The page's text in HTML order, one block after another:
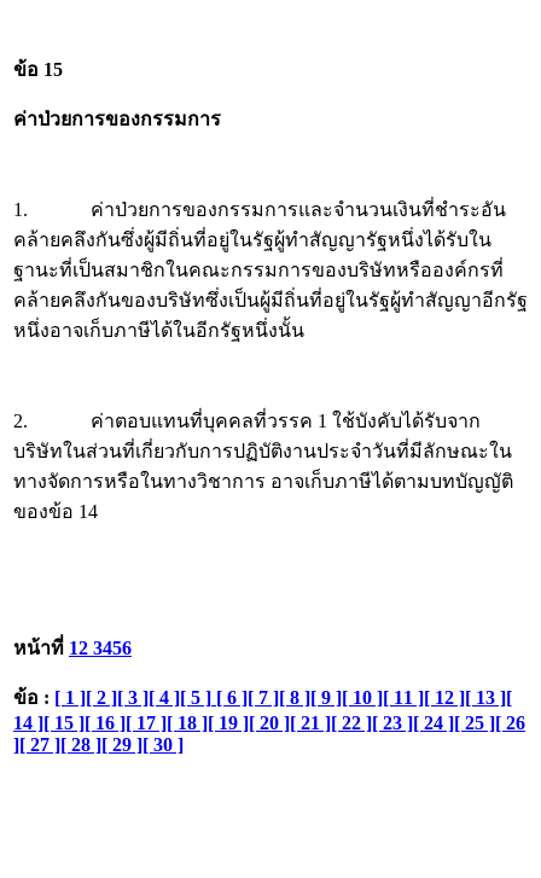
ข้อ 15
ค่าป่วยการของกรรมการ
1. ค่าป่วยการของกรรมการและจำนวนเงินที่ชำระอัน
คล้ายคลึงกันซึ่งผู้มีถิ่นที่อยู่ในรัฐผู้ทำสัญญารัฐหนึ่งได้รับใน
ฐานะที่เป็นสมาชิกในคณะกรรมการของบริษัทหรือองค์กรที่
คล้ายคลึงกันของบริษัทซึ่งเป็นผู้มีถิ่นที่อยู่ในรัฐผู้ทำสัญญาอีกรัฐ
หนึ่งอาจเก็บภาษีได้ในอีกรัฐหนึ่งนั้น
2. ค่าตอบแทนที่บุคคลที่วรรค 1 ใช้บังคับได้รับจาก
บริษัทในส่วนที่เกี่ยวกับการปฏิบัติงานประจำวันที่มีลักษณะใน
ทางจัดการหรือในทางวิชาการ อาจเก็บภาษีได้ตามบทบัญญัติ
ของข้อ 14
หน้าที่ 12 3456
ข้อ : [ 1 ][ 2 ][ 3 ][ 4 ][ 5 ] [ 6 ][ 7 ][ 8 ][ 9 ][ 10 ][ 11 ][ 12 ][ 13 ][
14 ][ 15 ][ 16 ][ 17 ][ 18 ][ 19 ][ 20 ][ 21 ][ 22 ][ 23 ][ 24 ][ 25 ][ 26
][ 27 ][ 28 ][ 29 ][ 30 ]